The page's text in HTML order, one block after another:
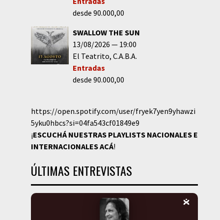
desde 90.000,00
SWALLOW THE SUN
13/08/2026
19:00
El Teatrito C.A.B.A.
Entradas
desde 90.000,00
https://open.spotify.com/user/fryek7yen9yhawzi
5yku0hbcs?si=04fa543cf01849e9
¡ESCUCHÁ NUESTRAS PLAYLISTS NACIONALES E
INTERNACIONALESACÁ!
ÚLTIMAS ENTREVISTAS